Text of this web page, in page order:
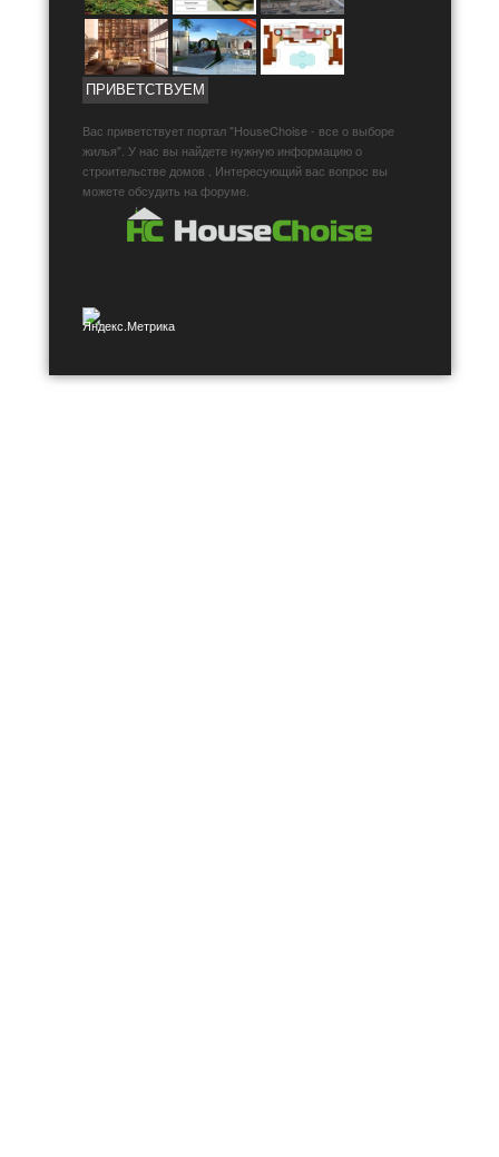
ПРИВЕТСТВУЕМ
Вас приветствует портал "HouseChoise - все о выборе
жилья". У нас вы найдете нужную информацию о
строительстве домов . Интересующий вас вопрос вы
можете обсудить на форуме.